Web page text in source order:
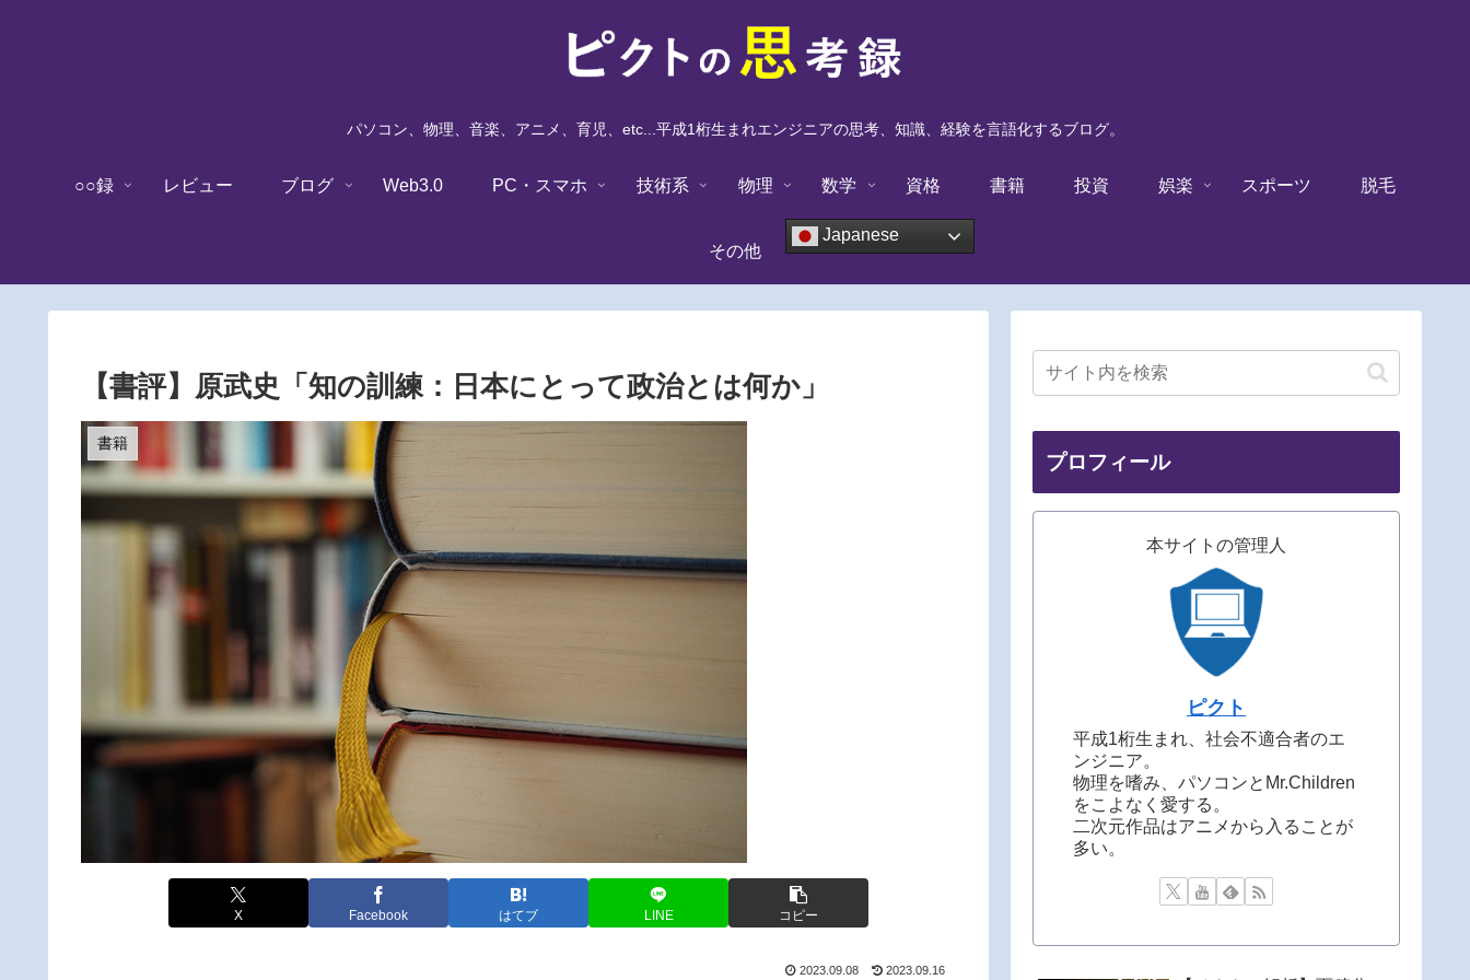
パソコン、物理、音楽、アニメ、育児、etc...平成1桁生まれエンジニアの思考、知識、経験を言語化するブログ。
○○録 レビュー ブログ Web3.0 PC・スマホ 技術系 物理 数学 資格 書籍 投資 娯楽 スポーツ 脱毛
その他
Japanese
【書評】原武史「知の訓練：日本にとって政治とは何か」
書籍
X Facebook はてブ LINE コピー
2023.09.08 2023.09.16
プロフィール
本サイトの管理人
ピクト
平成1桁生まれ、社会不適合者のエ
ンジニア。
物理を嗜み、パソコンとMr.Children
をこよなく愛する。
二次元作品はアニメから入ることが
多い。